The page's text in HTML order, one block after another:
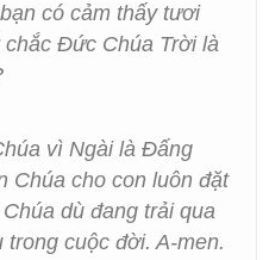
có cảm thấy tươi
Đức Chúa Trời là
vì Ngài là Đấng
Chúa cho con luôn đặt
dù đang trải qua
cuộc đời. A-men.